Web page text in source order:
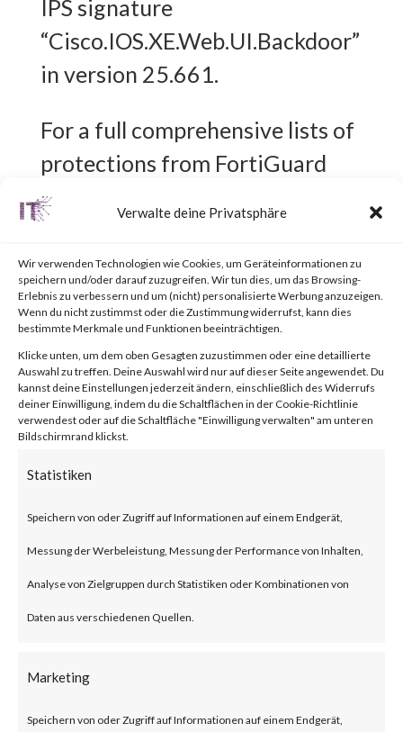
Verwalte deine Privatsphäre
Wir verwenden Technologien wie Cookies, um Geräteinformationen zu
speichern und/oder darauf zuzugreifen. Wir tun dies, um das Browsing-
Erlebnis zu verbessern und um (nicht) personalisierte Werbung anzuzeigen.
Wenn du nicht zustimmst oder die Zustimmung widerrufst, kann dies
bestimmte Merkmale und Funktionen beeinträchtigen.
Klicke unten, um dem oben Gesagten zuzustimmen oder eine detaillierte
Auswahl zu treffen. Deine Auswahl wird nur auf dieser Seite angewendet. Du
kannst deine Einstellungen jederzeit ändern, einschließlich des Widerrufs
deiner Einwilligung, indem du die Schaltflächen in der Cookie-Richtlinie
verwendest oder auf die Schaltfläche "Einwilligung verwalten" am unteren
Bildschirmrand klickst.
Statistiken
Speichern von oder Zugriff auf Informationen auf einem Endgerät,
Messung der Werbeleistung, Messung der Performance von Inhalten,
Analyse von Zielgruppen durch Statistiken oder Kombinationen von
Daten aus verschiedenen Quellen.
Marketing
Speichern von oder Zugriff auf Informationen auf einem Endgerät,
IPS signature
“Cisco.IOS.XE.Web.UI.Backdoor”
in version 25.661.
For a full comprehensive lists of
protections from FortiGuard
Labs, please visit the Outbreak
Alert page for further details.
What is
Cisco IOS XE Web UI?
Cisco IOS XE is the
internetworking operating
system used by the Next-
routers and switches. The Web
UI provides deployment and
manageability of these devices.
What is the
A newly identified vulnerability